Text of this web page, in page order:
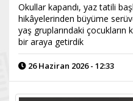
Okullar kapandı, yaz tatili
hikâyelerinden büyüme
yaş gruplarındaki çocukların
bir araya getirdik
26 Haziran 2026 - 12:33